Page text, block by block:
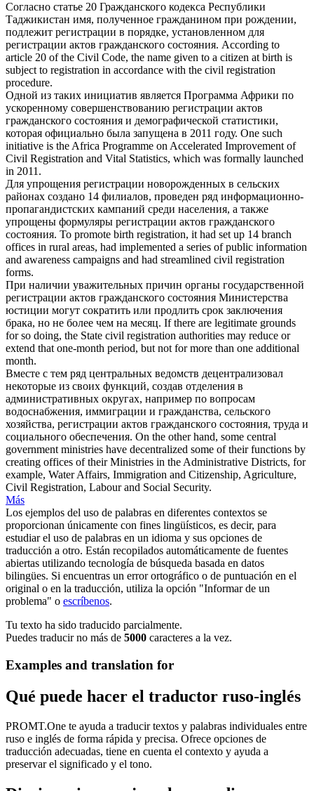
Согласно статье 20 Гражданского кодекса Республики
Таджикистан имя, полученное гражданином при рождении,
подлежит регистрации в порядке, установленном для
регистрации актов гражданского состояния. According to
article 20 of the Civil Code, the name given to a citizen at birth is
subject to registration in accordance with the civil registration
procedure.
Одной из таких инициатив является Программа Африки по
ускоренному совершенствованию регистрации актов
гражданского состояния и демографической статистики,
которая официально была запущена в 2011 году. One such
initiative is the Africa Programme on Accelerated Improvement of
Civil Registration and Vital Statistics, which was formally launched
in 2011.
Для упрощения регистрации новорожденных в сельских
районах создано 14 филиалов, проведен ряд информационно-
пропагандистских кампаний среди населения, а также
упрощены формуляры регистрации актов гражданского
состояния. To promote birth registration, it had set up 14 branch
offices in rural areas, had implemented a series of public information
and awareness campaigns and had streamlined civil registration
forms.
При наличии уважительных причин органы государственной
регистрации актов гражданского состояния Министерства
юстиции могут сократить или продлить срок заключения
брака, но не более чем на месяц. If there are legitimate grounds
for so doing, the State civil registration authorities may reduce or
extend that one-month period, but not for more than one additional
month.
Вместе с тем ряд центральных ведомств децентрализовал
некоторые из своих функций, создав отделения в
административных округах, например по вопросам
водоснабжения, иммиграции и гражданства, сельского
хозяйства, регистрации актов гражданского состояния, труда и
социального обеспечения. On the other hand, some central
government ministries have decentralized some of their functions by
creating offices of their Ministries in the Administrative Districts, for
example, Water Affairs, Immigration and Citizenship, Agriculture,
Civil Registration, Labour and Social Security.
Más
Los ejemplos del uso de palabras en diferentes contextos se
proporcionan únicamente con fines lingüísticos, es decir, para
estudiar el uso de palabras en un idioma y sus opciones de
traducción a otro. Están recopilados automáticamente de fuentes
abiertas utilizando tecnología de búsqueda basada en datos
bilingües. Si encuentras un error ortográfico o de puntuación en el
original o en la traducción, utiliza la opción "Informar de un
problema" o escríbenos.
Tu texto ha sido traducido parcialmente.
Puedes traducir no más de 5000 caracteres a la vez.
Examples and translation for
Qué puede hacer el traductor ruso-inglés
PROMT.One te ayuda a traducir textos y palabras individuales entre
ruso e inglés de forma rápida y precisa. Ofrece opciones de
traducción adecuadas, tiene en cuenta el contexto y ayuda a
preservar el significado y el tono.